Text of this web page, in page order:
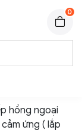
0
hồng ngoại
ứng ( lắp